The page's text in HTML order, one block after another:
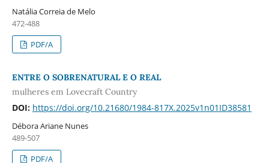
Natália Correia de Melo
472-488
PDF/A
ENTRE O SOBRENATURAL E O REAL
mulheres em Lovecraft Country
DOI: https://doi.org/10.21680/1984-817X.2025v1n01ID38581
Débora Ariane Nunes
489-507
PDF/A